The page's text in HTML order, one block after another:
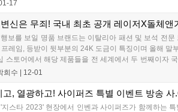
17
신은 무죄! 국내 최초 공개 레이저X돌체앤
보를 보일 명품 브랜드는 이탈리아 패션 및 보석 전
레임, 등받이 뒷부분의 24K 도금이 특징이며 올해
스토어에서 해당 제품들을 전 세계에서 두 번째이자
선수, 게임 해설진, 댄서 등 정말 많은 사람이 모였는데
희수 12-01
고, 열광하고! 사이퍼즈 특별 이벤트 방송 사
지스타 2023' 현장에서 인벤과 사이퍼즈가 함께하는